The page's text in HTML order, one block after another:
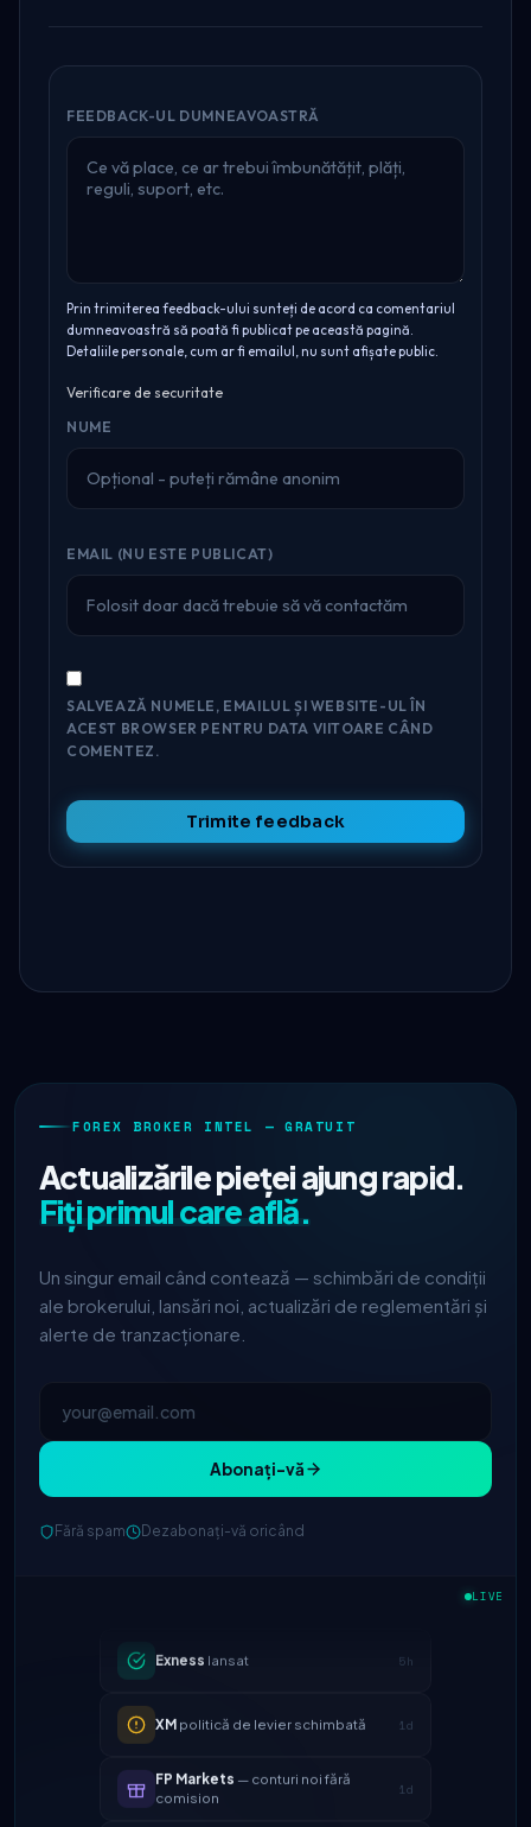
FEEDBACK-UL DUMNEAVOASTRĂ
Prin trimiterea feedback-ului sunteți de acord ca comentariul
dumneavoastră să poată fi publicat pe această pagină.
Detaliile personale, cum ar fi emailul, nu sunt afișate public.
Verificare de securitate
NUME
EMAIL (NU ESTE PUBLICAT)
SALVEAZĂ NUMELE, EMAILUL ȘI WEBSITE-UL ÎN
ACEST BROWSER PENTRU DATA VIITOARE CÂND
COMENTEZ.
Trimite feedback
FOREX BROKER INTEL — GRATUIT
Actualizările pieței ajung rapid.
Fiți primul care află.
Un singur email când contează — schimbări de condiții
ale brokerului, lansări noi, actualizări de reglementări și
alerte de tranzacționare.
Abonați-vă
Fără spam Dezabonați-vă oricând
LIVE
IC Markets
spread EUR/USD redus
→ 0.1 pips
XMpolitică de levier schimbată 1d
FP Markets
comision
1d
AvaTradelicență de reglementare
pierdută
3d